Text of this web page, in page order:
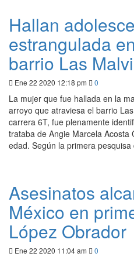
Hallan
estrangulada
barrio Las
Ene 22 2020 12:18 pm 0
La mujer que fue hallada en la
arroyo que atraviesa el barrio
carrera 6T, fue plenamente
trataba de Angie Marcela
edad. Según la primera
Asesinatos
México en
López Obrador
Ene 22 2020 11:04 am 0